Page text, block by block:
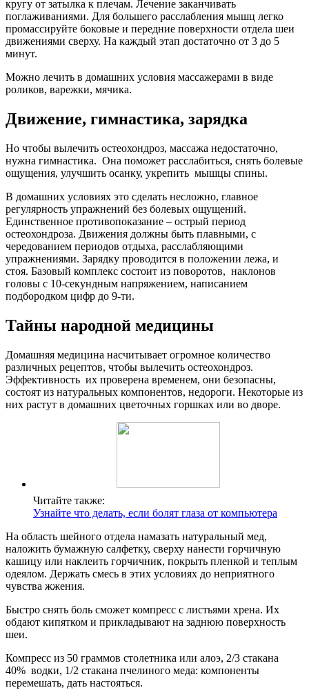
кругу от затылка к плечам. Лечение заканчивать
поглаживаниями. Для большего расслабления мышц легко
промассируйте боковые и передние поверхности отдела шеи
движениями сверху. На каждый этап достаточно от 3 до 5
минут.
Можно лечить в домашних условия массажерами в виде
роликов, варежки, мячика.
Движение, гимнастика, зарядка
Но чтобы вылечить остеохондроз, массажа недостаточно,
нужна гимнастика. Она поможет расслабиться, снять болевые
ощущения, улучшить осанку, укрепить мышцы спины.
В домашних условиях это сделать несложно, главное
регулярность упражнений без болевых ощущений.
Единственное противопоказание – острый период
остеохондроза. Движения должны быть плавными, с
чередованием периодов отдыха, расслабляющими
упражнениями. Зарядку проводится в положении лежа, и
стоя. Базовый комплекс состоит из поворотов, наклонов
головы с 10-секундным напряжением, написанием
подбородком цифр до 9-ти.
Тайны народной медицины
Домашняя медицина насчитывает огромное количество
различных рецептов, чтобы вылечить остеохондроз.
Эффективность их проверена временем, они безопасны,
состоят из натуральных компонентов, недороги. Некоторые из
них растут в домашних цветочных горшках или во дворе.
Читайте также:
Узнайте что делать, если болят глаза от компьютера
На область шейного отдела намазать натуральный мед,
наложить бумажную салфетку, сверху нанести горчичную
кашицу или наклеить горчичник, покрыть пленкой и теплым
одеялом. Держать смесь в этих условиях до неприятного
чувства жжения.
Быстро снять боль сможет компресс с листьями хрена. Их
обдают кипятком и прикладывают на заднюю поверхность
шеи.
Компресс из 50 граммов столетника или алоэ, 2/3 стакана
40% водки, 1/2 стакана пчелиного меда: компоненты
перемешать, дать настояться.